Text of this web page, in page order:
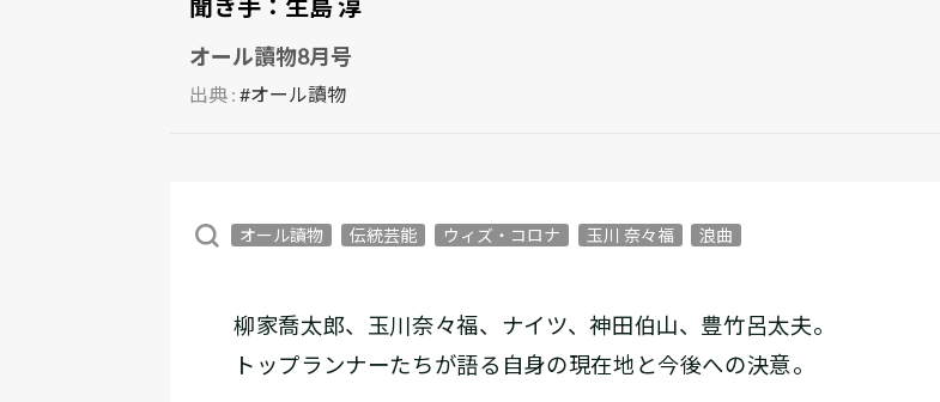
聞き手： 生島 淳
オール讀物8月号
出典 : #オール讀物
オール讀物 伝統芸能 ウィズ・コロナ 玉川 奈々福 浪曲
柳家喬太郎、玉川奈々福、ナイツ、神田伯山、豊竹呂太夫。
トップランナーたちが語る自身の現在地と今後への決意――。